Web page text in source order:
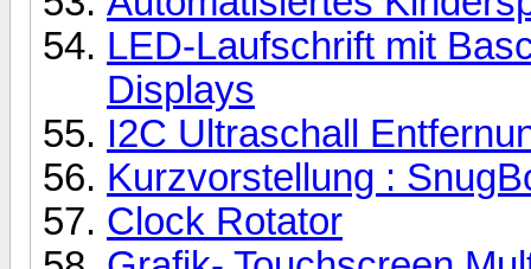
LED-Laufschrift mit
Displays
I2C Ultraschall
Kurzvorstellung :
Clock Rotator